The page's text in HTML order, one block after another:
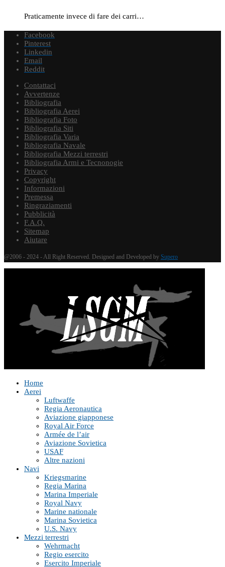
Praticamente invece di fare dei carri…
Facebook
Pinterest
Linkedin
Email
Reddit
Contattaci
Avvertenze
Bibliografia
Bibliografia Aerei
Bibliografia Foto
Bibliografia Siti
Bibliografia Varia
Bibliografia Navale
Bibliografia Mezzi terrestri
Bibliografia Armi e Tecnonogie
Privacy
Copyright
Informazioni
Premessa
Ringraziamenti
Pubblicità
F.A.Q.
Sitemap
Aiutare
@2006 - 2024 - All Right Reserved. Designed and Developed by Supero
Home
Aerei
Luftwaffe
Regia Aeronautica
Aviazione giapponese
Royal Air Force
Armée de l’air
Aviazione Sovietica
USAF
Altre nazioni
Navi
Kriegsmarine
Regia Marina
Marina Imperiale
Royal Navy
Marine nationale
Marina Sovietica
U.S. Navy
Mezzi terrestri
Wehrmacht
Regio esercito
Esercito Imperiale